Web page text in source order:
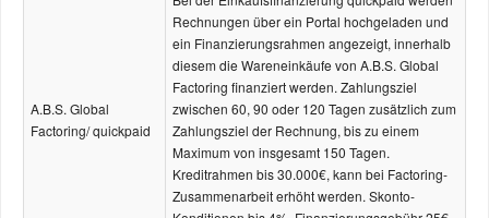
A.B.S. Global
Factoring/ quickpaid
Rechnungen über ein Portal hochgeladen und
ein Finanzierungsrahmen angezeigt, innerhalb
diesem die Wareneinkäufe von A.B.S. Global
Factoring finanziert werden. Zahlungsziel
zwischen 60, 90 oder 120 Tagen zusätzlich zum
Zahlungsziel der Rechnung, bis zu einem
Maximum von insgesamt 150 Tagen.
Kreditrahmen bis 30.000€, kann bei Factoring-
Zusammenarbeit erhöht werden. Skonto-